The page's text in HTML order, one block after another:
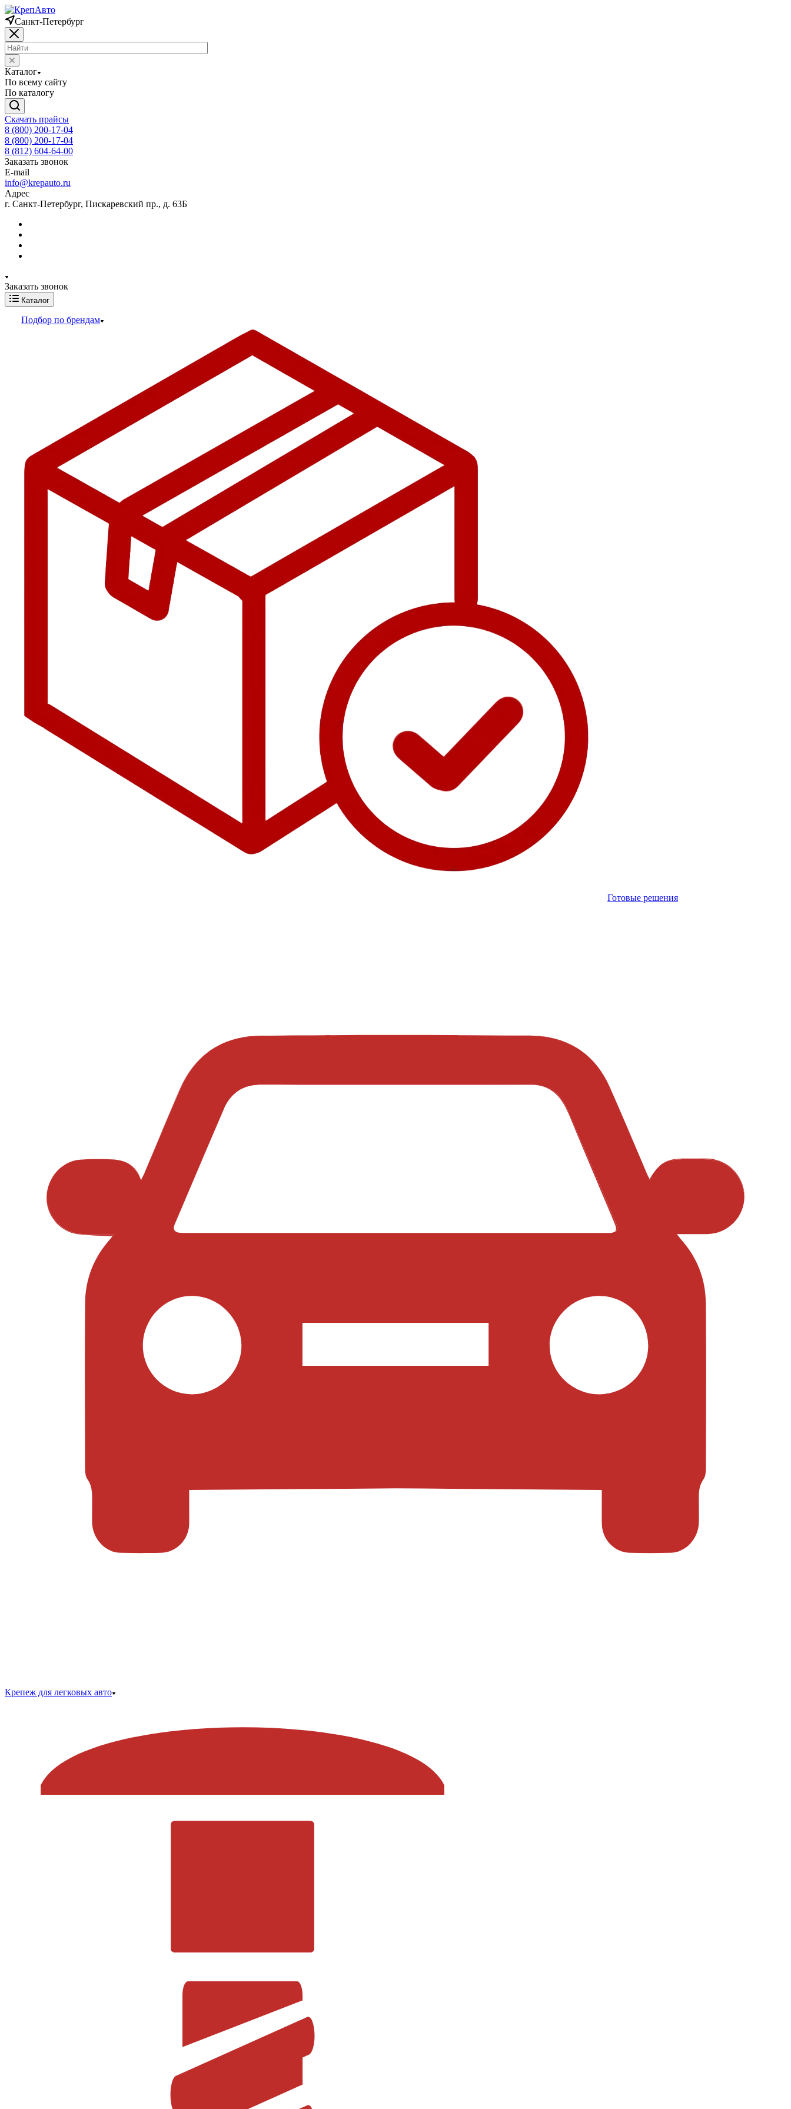
Санкт-Петербург
Каталог
По всему сайту
По каталогу
Скачать прайсы
8 (800) 200-17-04
8 (800) 200-17-04
8 (812) 604-64-00
Заказать звонок
E-mail
info@krepauto.ru
Адрес
г. Санкт-Петербург, Пискаревский пр., д. 63Б
Заказать звонок
Каталог
Подбор по брендам
Готовые решения
Крепеж для легковых авто